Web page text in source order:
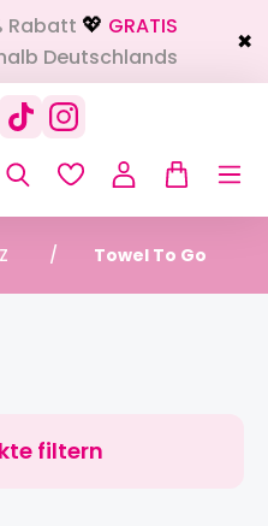
Rabatt 💖 GRATIS
Deutschlands
✖
Towel To Go
filtern